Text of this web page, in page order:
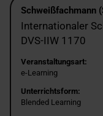
Schweißfachmann
Internationaler
DVS-IIW 1170
Veranstaltungsart:
e-Learning
Unterrichtsform:
Blended Learning